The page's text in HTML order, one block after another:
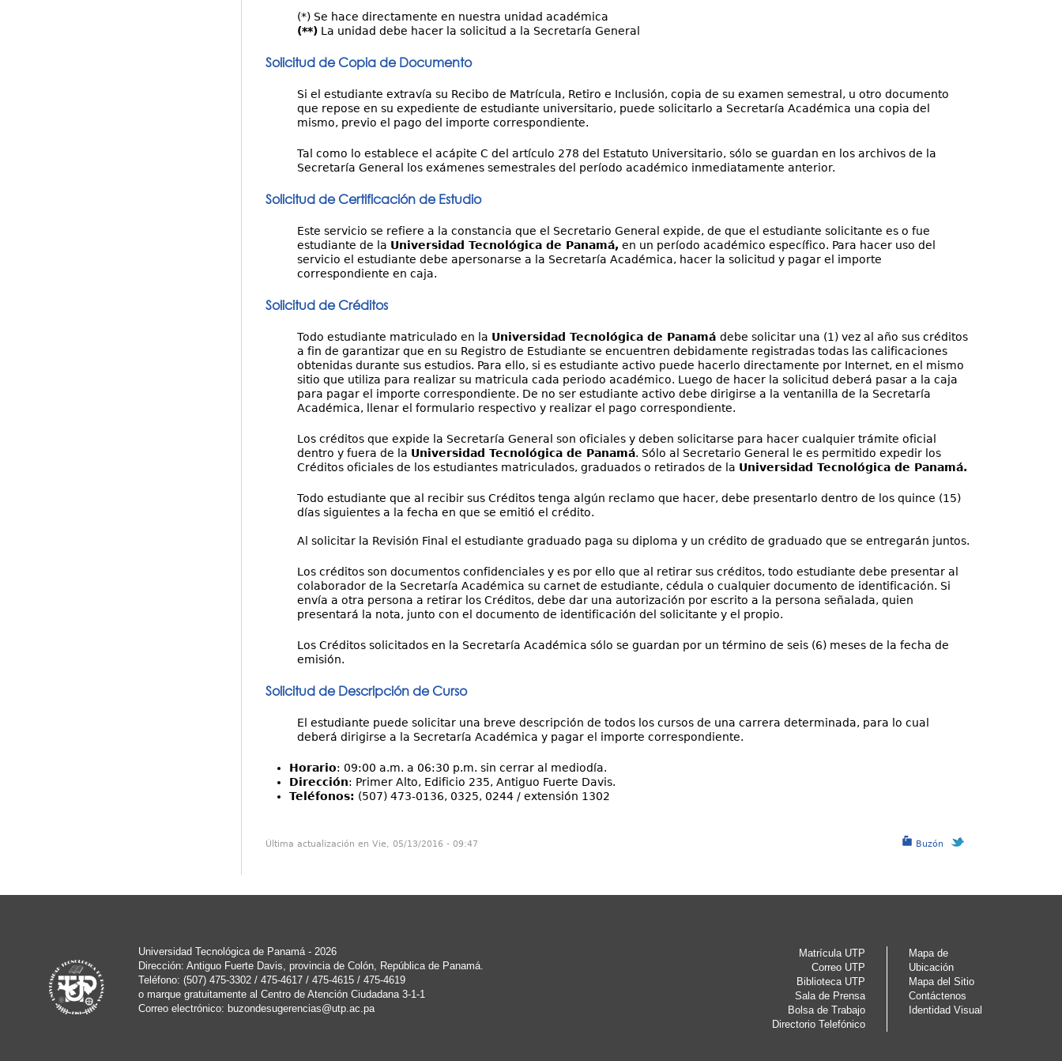
(*) Se hace directamente en nuestra unidad académica
(**)La unidad debe hacer la solicitud a la Secretaría General
Solicitud de Copia de Documento
Si el estudiante extravía su Recibo de Matrícula, Retiro e Inclusión, copia de su examen semestral, u otro documento
que repose en su expediente de estudiante universitario, puede solicitarlo a Secretaría Académica una copia del
mismo, previo el pago del importe correspondiente.
Tal como lo establece el acápite C del artículo 278 del Estatuto Universitario, sólo se guardan en los archivos de la
Secretaría General los exámenes semestrales del período académico inmediatamente anterior.
Solicitud de Certificación de Estudio
Este servicio se refiere a la constancia que el Secretario General expide, de que el estudiante solicitante es o fue
estudiante de la Universidad Tecnológica de Panamá, en un período académico específico. Para hacer uso del
servicio el estudiante debe apersonarse a la Secretaría Académica, hacer la solicitud y pagar el importe
correspondiente en caja.
Solicitud de Créditos
Todo estudiante matriculado en la Universidad Tecnológica de Panamá debe solicitar una (1) vez al año sus créditos
a fin de garantizar que en su Registro de Estudiante se encuentren debidamente registradas todas las calificaciones
obtenidas durante sus estudios. Para ello, si es estudiante activo puede hacerlo directamente por Internet, en el mismo
sitio que utiliza para realizar su matricula cada periodo académico. Luego de hacer la solicitud deberá pasar a la caja
para pagar el importe correspondiente. De no ser estudiante activo debe dirigirse a la ventanilla de la Secretaría
Académica, llenar el formulario respectivo y realizar el pago correspondiente.
Los créditos que expide la Secretaría General son oficiales y deben solicitarse para hacer cualquier trámite oficial
dentro y fuera de la Universidad Tecnológica de Panamá. Sólo al Secretario General le es permitido expedir los
Créditos oficiales de los estudiantes matriculados, graduados o retirados de la Universidad Tecnológica de Panamá.
Todo estudiante que al recibir sus Créditos tenga algún reclamo que hacer, debe presentarlo dentro de los quince (15)
días siguientes a la fecha en que se emitió el crédito.
Al solicitar la Revisión Final el estudiante graduado paga su diploma y un crédito de graduado que se entregarán juntos.
Los créditos son documentos confidenciales y es por ello que al retirar sus créditos, todo estudiante debe presentar al
colaborador de la Secretaría Académica su carnet de estudiante, cédula o cualquier documento de identificación. Si
envía a otra persona a retirar los Créditos, debe dar una autorización por escrito a la persona señalada, quien
presentará la nota, junto con el documento de identificación del solicitante y el propio.
Los Créditos solicitados en la Secretaría Académica sólo se guardan por un término de seis (6) meses de la fecha de
emisión.
Solicitud de Descripción de Curso
El estudiante puede solicitar una breve descripción de todos los cursos de una carrera determinada, para lo cual
deberá dirigirse a la Secretaría Académica y pagar el importe correspondiente.
Horario: 09:00 a.m. a 06:30 p.m. sin cerrar al mediodía.
Dirección: Primer Alto, Edificio 235, Antiguo Fuerte Davis.
Teléfonos: (507) 473-0136, 0325, 0244 / extensión 1302
Buzón
Última actualización en Vie, 05/13/2016 - 09:47
Universidad Tecnológica de Panamá - 2026
Dirección: Antiguo Fuerte Davis, provincia de Colón, República de Panamá.
Teléfono: (507) 475-3302 / 475-4617 / 475-4615 / 475-4619
o marque gratuitamente al Centro de Atención Ciudadana 3-1-1
Correo electrónico: buzondesugerencias@utp.ac.pa
Matrícula UTP
Correo UTP
Biblioteca UTP
Sala de Prensa
Bolsa de Trabajo
Directorio Telefónico
Mapa de
Ubicación
Mapa del Sitio
Contáctenos
Identidad Visual